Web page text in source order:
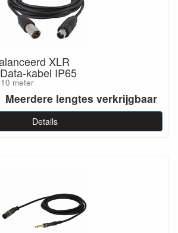
XLR
kabel IP65
meter
Meerdere lengtes verkrijgbaar
Details